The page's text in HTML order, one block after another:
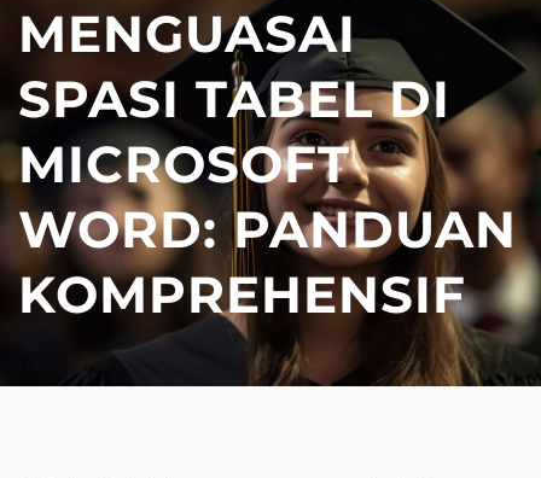
MENGUASAI
SPASI TABEL DI
MICROSOFT
WORD: PANDUAN
KOMPREHENSIF